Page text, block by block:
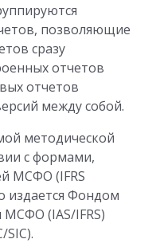
позволяющие
сразу
отчетов
отчетов
между собой.
методической
с формами,
МСФО (IFRS
издается Фондом
(IAS/IFRS)